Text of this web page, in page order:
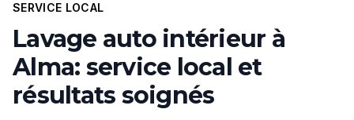
SERVICE LOCAL
Lavage auto intérieur à
Alma: service local et
résultats soignés